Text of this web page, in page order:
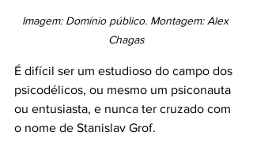
Imagem: Domínio público. Montagem: Alex
Chagas
É difícil ser um estudioso do campo dos
psicodélicos, ou mesmo um psiconauta
ou entusiasta, e nunca ter cruzado com
o nome de Stanislav Grof.